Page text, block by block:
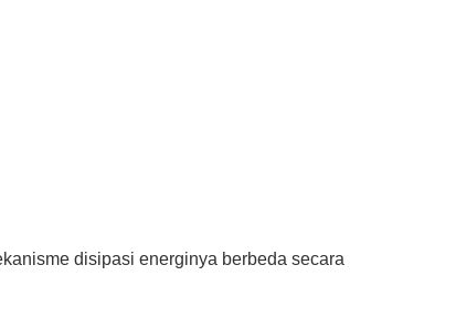
disipasi energinya berbeda secara